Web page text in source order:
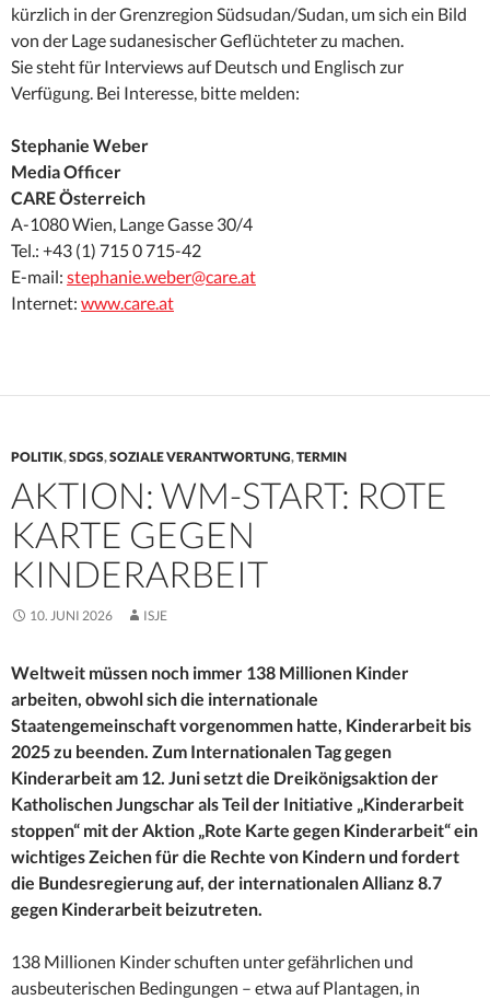
kürzlich in der Grenzregion Südsudan/Sudan, um sich ein Bild
von der Lage sudanesischer Geflüchteter zu machen.
Sie steht für Interviews auf Deutsch und Englisch zur
Verfügung. Bei Interesse, bitte melden:
Stephanie Weber
Media Officer
CARE Österreich
A-1080 Wien, Lange Gasse 30/4
Tel.: +43 (1) 715 0 715-42
E-mail: stephanie.weber@care.at
Internet: www.care.at
POLITIK,SDGS,SOZIALE VERANTWORTUNG,TERMIN
AKTION: WM-START: ROTE
KARTE GEGEN
KINDERARBEIT
10. JUNI 2026 ISJE
Weltweit müssen noch immer 138 Millionen Kinder
arbeiten, obwohl sich die internationale
Staatengemeinschaft vorgenommen hatte, Kinderarbeit bis
2025 zu beenden. Zum Internationalen Tag gegen
Kinderarbeit am 12. Juni setzt die Dreikönigsaktion der
Katholischen Jungschar als Teil der Initiative „Kinderarbeit
stoppen“ mit der Aktion „Rote Karte gegen Kinderarbeit“ ein
wichtiges Zeichen für die Rechte von Kindern und fordert
die Bundesregierung auf, der internationalen Allianz 8.7
gegen Kinderarbeit beizutreten.
138 Millionen Kinder schuften unter gefährlichen und
ausbeuterischen Bedingungen – etwa auf Plantagen, in